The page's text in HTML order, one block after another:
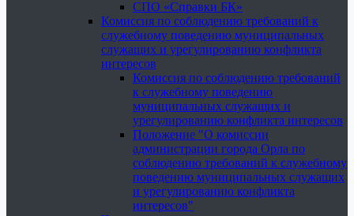
СПО «Справки БК»
Комиссия по соблюдению требований к
служебному поведению муниципальных
служащих и урегулированию конфликта
интересов
Комиссия по соблюдению требований
к служебному поведению
муниципальных служащих и
урегулированию конфликта интересов
Положение "О комиссии
администрации города Орла по
соблюдению требований к служебному
поведению муниципальных служащих
и урегулированию конфликта
интересов"